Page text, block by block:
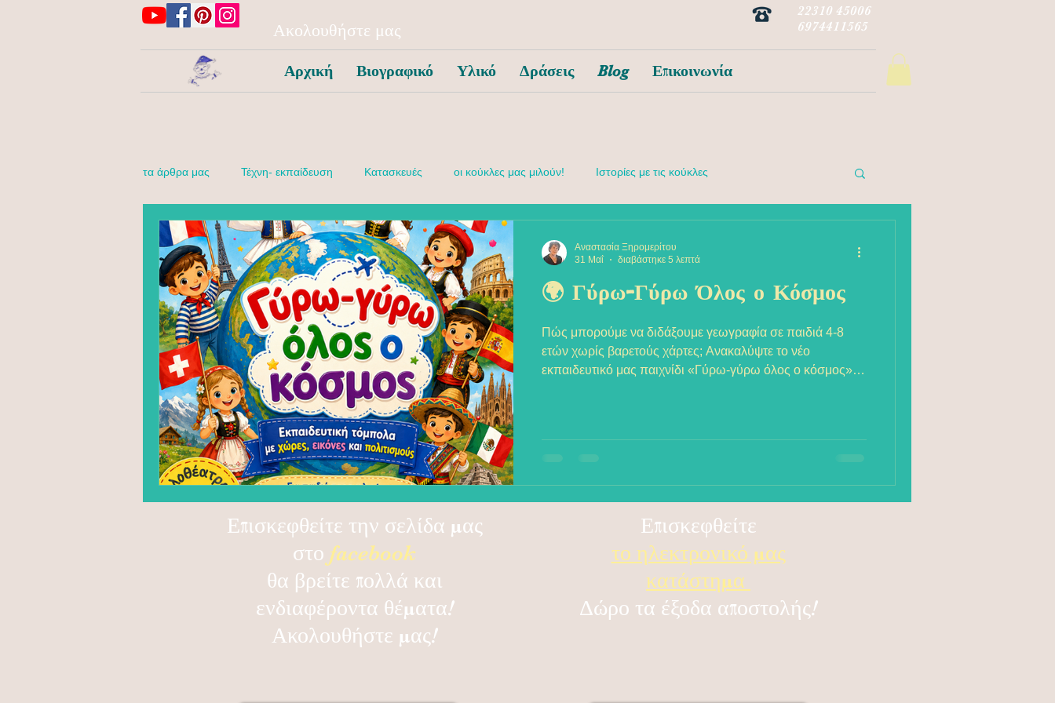
Ακολουθήστε μας
22310 45006
6974411565
Αρχική Βιογραφικό Υλικό Δράσεις Blog Επικοινωνία
τα άρθρα μας Τέχνη- εκπαίδευση Κατασκευές οι κούκλες μας μιλούν! Ιστορίες με τις κούκλες
Δραστηριότητες για κάθε μέρα! συναισθηματική αγωγή
🌍 Γύρω-Γύρω Όλος ο Κόσμος
Πώς μπορούμε να διδάξουμε γεωγραφία σε παιδιά 4-8
ετών χωρίς βαρετούς χάρτες; Ανακαλύψτε το νέο
εκπαιδευτικό μας παιχνίδι «Γύρω-γύρω όλος ο κόσμος»!
Αναστασία Ξηρομερίτου
31 Μαΐ
διαβάστηκε 5 λεπτά
Επισκεφθείτε την σελίδα μας
στο facebook
θα βρείτε πολλά και
ενδιαφέροντα θέματα!
Ακολουθήστε μας!
Επισκεφθείτε
το ηλεκτρονικό μας
κατάστημα
Δώρο τα έξοδα αποστολής!